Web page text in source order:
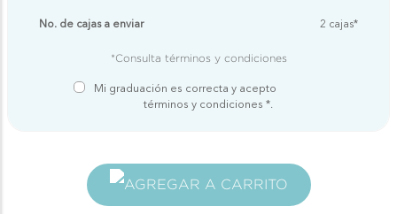
No. de cajas a enviar 2 cajas*
*Consulta términos y condiciones
AGREGAR A CARRITO